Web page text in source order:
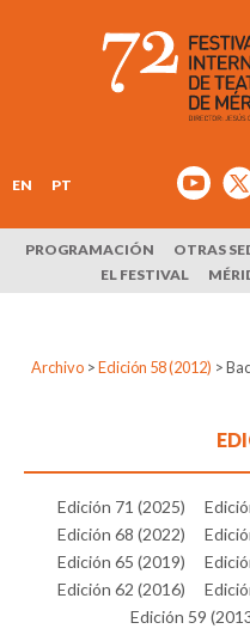
EN PT
PROGRAMACIÓN OTRAS
EL FESTIVAL
Archivo > Edición 58 (2012) >
Edición 71 (2025)
Edición 68 (2022)
Edición 65 (2019)
Edición 62 (2016)
Edición 59